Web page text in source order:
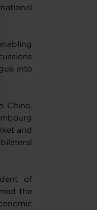
into
China,
and
of
the